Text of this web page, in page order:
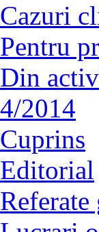
Cazuri
Pentru
Din
4/2014
Cuprins
Editorial
Referate